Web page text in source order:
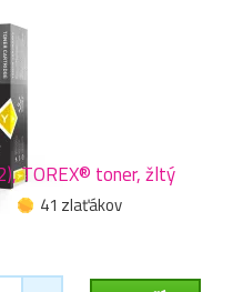
TOREX® toner, žltý
41 zlaťákov